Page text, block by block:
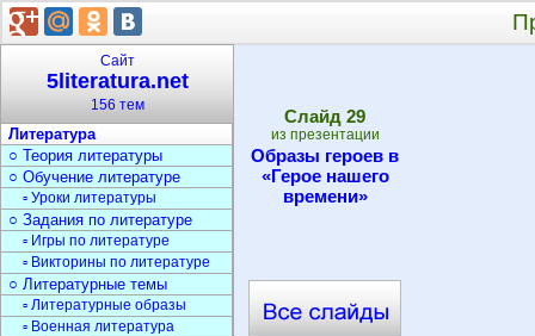
Cлайд 29
из презентации
Образы героев в
«Герое нашего
времени»
Сайт
5literatura.net
156 тем
Литература
○ Теория литературы
○ Обучение литературе
▫ Уроки литературы
○ Задания по литературе
▫ Игры по литературе
▫ Викторины по литературе
○ Литературные темы
▫ Литературные образы
▫ Военная литература